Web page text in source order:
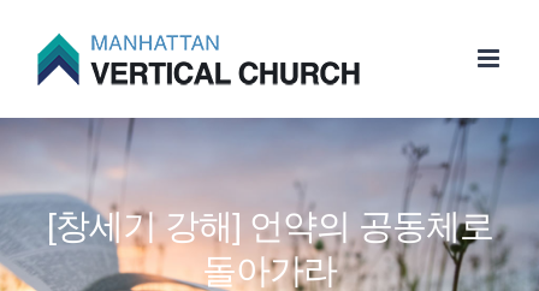
[창세기 강해] 언약의 공동체로
돌아가라